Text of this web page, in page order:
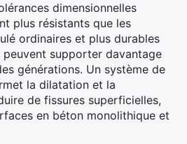
dimensionnelles
plus résistants que les
ordinaires et plus durables
peuvent supporter davantage
générations. Un système de
la dilatation et la
de fissures superficielles,
en béton monolithique et